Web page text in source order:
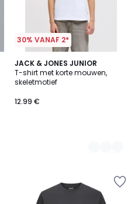
30% VANAF 2*
JACK & JONES JUNIOR
T-shirt met korte mouwen,
skeletmotief
12.99 €
3
Kleuren